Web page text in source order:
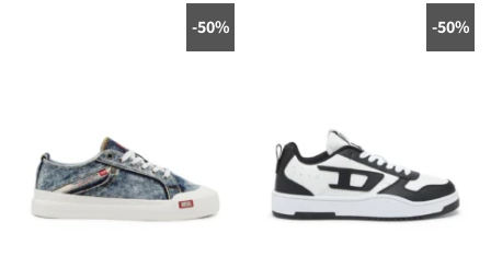
50%-
50%-